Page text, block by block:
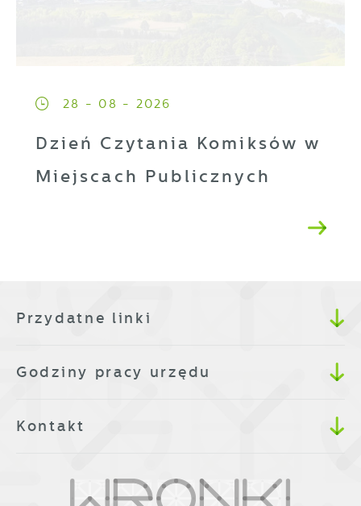
28 - 08 - 2026
Dzień Czytania Komiksów w
Miejscach Publicznych
Przydatne linki
Godziny pracy urzędu
Kontakt